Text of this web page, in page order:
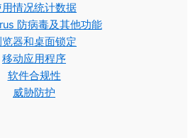
用情况统计数据
防病毒及其他功能
器和桌面锁定
移动应用程序
软件合规性
威胁防护